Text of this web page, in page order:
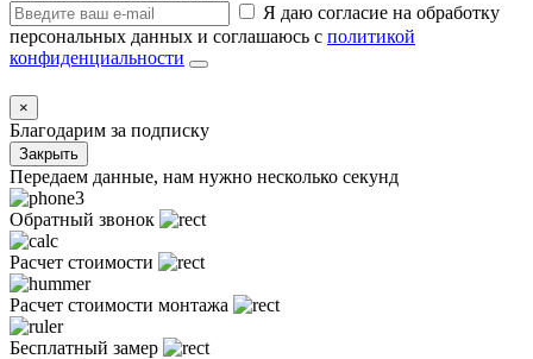
Я даю согласие на обработку
персональных данных и соглашаюсь с политикой
конфиденциальности
×
Благодарим за подписку
Закрыть
Передаем данные, нам нужно несколько секунд
Обратный звонок
Расчет стоимости
Расчет стоимости монтажа
Бесплатный замер